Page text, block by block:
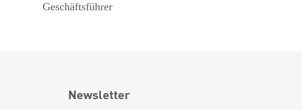
Geschäftsführer
Newsletter